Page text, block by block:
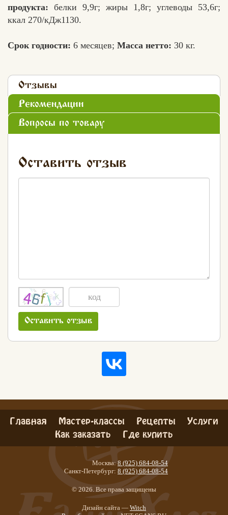
Хлеб
продукта: белки 9,9г; жиры 1,8г; углеводы 53,6г;
ккал 270/кДж1130.
Срок годности: 6 месяцев; Масса нетто: 30 кг.
Отзывы
Рекомендации
Вопросы по товару
Оставить отзыв
Оставить отзыв
Главная Мастер-классы Рецепты Услуги
Как заказать Где купить
Москва: 8 (925) 684-08-54
Санкт-Петербург: 8 (925) 684-08-54
© 2026. Все права защищены
Дизайн сайта — Witch